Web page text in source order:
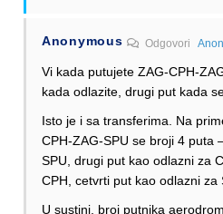
Anonymous Odgovori
Vi kada putujete ZAG-CPH-
kada odlazite, drugi put kada
Isto je i sa transferima. Na
CPH-ZAG-SPU se broji 4 puta
SPU, drugi put kao odlazni za
CPH, cetvrti put kao odlazni za
U sustini, broj putnika